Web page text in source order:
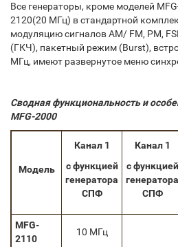
Все генераторы, кроме моделей
2120(20 МГц) в стандартной
модуляцию сигналов AM/ FM, PM,
(ГКЧ), пакетный режим (Burst),
МГц, имеют развернутое меню
Сводная функциональность и
MFG-2000
Модель
Канал 1
с функцией
генератора
СПФ
Канал 1
с функцией
генератора
СПФ
MFG-
2110
10 МГц